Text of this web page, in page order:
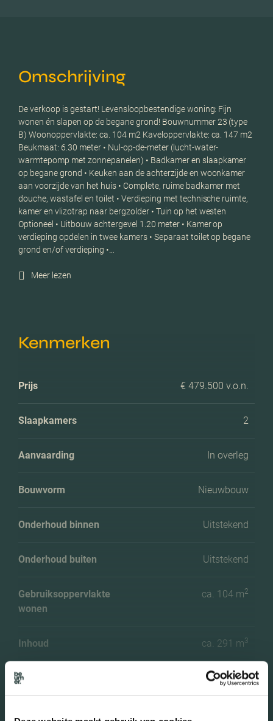
Omschrijving
De verkoop is gestart! Levensloopbestendige woning: Fijn
wonen én slapen op de begane grond! Bouwnummer 23 (type
B) Woonoppervlakte: ca. 104 m2 Kaveloppervlakte: ca. 147 m2
Beukmaat: 6.30 meter • Nul-op-de-meter (lucht-water-
warmtepomp met zonnepanelen) • Badkamer en slaapkamer
op begane grond • Keuken aan de achterzijde en woonkamer
aan voorzijde van het huis • Complete, ruime badkamer met
douche, wastafel en toilet • Verdieping met technische ruimte,
kamer en vlizotrap naar bergzolder • Tuin op het westen
Optioneel • Uitbouw achtergevel 1.20 meter • Kamer op
verdieping opdelen in twee kamers • Separaat toilet op begane
grond en/of verdieping •…
Meer lezen
Kenmerken
Prijs € 479.500 v.o.n.
Slaapkamers 2
Aanvaarding In overleg
Bouwvorm Nieuwbouw
Onderhoud binnen Uitstekend
Onderhoud buiten Uitstekend
Gebruiksoppervlakte
wonen
ca. 104 m2
Inhoud ca. 291 m3
Aantal slaapkamers 2